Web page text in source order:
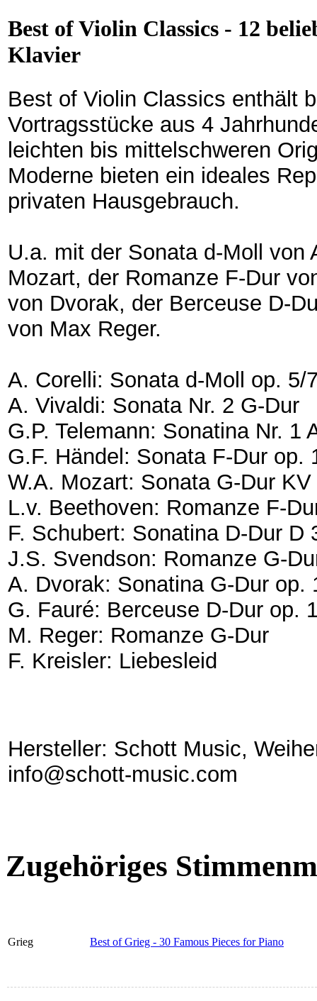
Best of Violin Classics - 12
Klavier
Best of Violin Classics enthält
Vortragsstücke aus 4
leichten bis mittelschweren
Moderne bieten ein ideales
privaten Hausgebrauch.
U.a. mit der Sonata d-Moll von
Mozart, der Romanze F-Dur
von Dvorak, der Berceuse D-
von Max Reger.
A. Corelli: Sonata d-Moll op. 5/
A. Vivaldi: Sonata Nr. 2 G-Dur
G.P. Telemann: Sonatina Nr. 1
G.F. Händel: Sonata F-Dur op.
W.A. Mozart: Sonata G-Dur
L.v. Beethoven: Romanze F-
F. Schubert: Sonatina D-Dur D
J.S. Svendson: Romanze G-
A. Dvorak: Sonatina G-Dur op.
G. Fauré: Berceuse D-Dur op.
M. Reger: Romanze G-Dur
F. Kreisler: Liebesleid
Hersteller: Schott Music,
info@schott-music.com
Zugehöriges
Grieg Best of Grieg - 30 Famous Pieces for Piano